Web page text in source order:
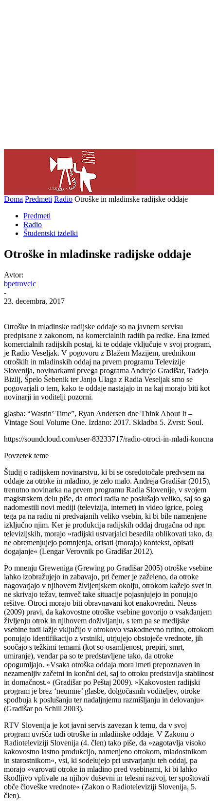
Doma Predmeti Radio Otroške in mladinske radijske oddaje
Predmeti
Radio
Študentski izdelki
Otroške in mladinske radijske oddaje
Avtor:
bpetrovcic
-
23. decembra, 2017
Otroške in mladinske radijske oddaje so na javnem servisu
predpisane z zakonom, na komercialnih radiih pa redke. Ena izmed
komercialnih radijskih postaj, ki te oddaje vključuje v svoj program,
je Radio Veseljak. V pogovoru z Blažem Mazijem, urednikom
otroških in mladinskih oddaj na prvem programu Televizije
Slovenija, novinarkami prvega programa Andrejo Gradišar, Tadejo
Bizilj, Špelo Šebenik ter Janjo Ulaga z Radia Veseljak smo se
pogovarjali o tem, kako te oddaje nastajajo in na kaj morajo biti kot
novinarji in voditelji pozorni.
glasba: “Wastin’ Time”, Ryan Andersen dne Think About It –
Vintage Soul Volume One. Izdano: 2017. Skladba 5. Zvrst: Soul.
https://soundcloud.com/user-83233717/radio-otroci-in-mladi-koncna
Povzetek teme
Študij o radijskem novinarstvu, ki bi se osredotočale predvsem na
oddaje za otroke in mladino, je zelo malo. Andreja Gradišar (2015),
trenutno novinarka na prvem programu Radia Slovenije, v svojem
magistrskem delu piše, da otroci radia ne poslušajo veliko, saj so ga
nadomestili novi mediji (televizija, internet) in video igrice, poleg
tega pa na radiu ni predvajanih veliko vsebin, ki bi bile namenjene
izključno njim. Ker je produkcija radijskih oddaj drugačna od npr.
televizijskih, morajo »radijski ustvarjalci besedila oblikovati tako, da
ne obremenjujejo pomnjenja, orisati (morajo) kontekst, opisati
dogajanje« (Lengar Verovnik po Gradišar 2012).
Po mnenju Greweniga (Grewing po Gradišar 2005) otroške vsebine
lahko izobražujejo in zabavajo, pri čemer je zaželeno, da otroke
nagovarjajo v njihovem življenjskem okolju, otrokom kažejo svet in
ne skrivajo težav, temveč take situacije pojasnjujejo in ponujajo
rešitve. Otroci morajo biti obravnavani kot enakovredni. Neuss
(2009) pravi, da kakovostne otroške vsebine govorijo o vsakdanjem
življenju otrok in njihovem doživljanju, s tem pa se medijske
vsebine tudi lažje vključijo v otrokovo vsakodnevno rutino, otrokom
ponujajo identifikacijo z vrstniki, utrjujejo obstoječe vrednote, jih
soočajo s težkimi temami (kot so osamljenost, prepiri, smrt,
umiranje), vendar pa so te predstavljene tako, da otroke
opogumljajo. »Vsaka otroška oddaja mora imeti prepoznaven in
nezamenljiv začetni in končni del, saj to otroku predstavlja stabilnost
in domačnost.« (Gradišar po Peštaj 2009). »Kakovosten radijski
program je brez ‘neumne’ glasbe, dolgočasnih voditeljev, otroke
spodbuja k poslušanju ter nadaljnjemu razmišljanju in delovanju«
(Gradišar po Schill 2003).
RTV Slovenija je kot javni servis zavezan k temu, da v svoj
program uvršča tudi otroške in mladinske oddaje. V Zakonu o
Radioteleviziji Slovenija (4. člen) tako piše, da »zagotavlja visoko
kakovostno lastno produkcijo, namenjeno otrokom, mladostnikom
in starostnikom«, vsi, ki sodelujejo pri ustvarjanju teh oddaj, pa
morajo »varovati otroke in mladino pred vsebinami, ki bi lahko
škodljivo vplivale na njihov duševni in telesni razvoj, ter spoštovati
obče človeške vrednote« (Zakon o Radioteleviziji Slovenija, 5.
člen).